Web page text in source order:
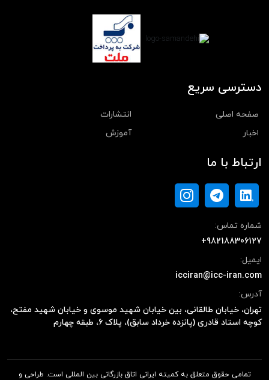
دسترسی سریع
صفحه اصلی
انتشارات
اخبار
آموزش
ارتباط با ما
شماره تماس:
+982188306127
ایمیل:
icciran@icc-iran.com
آدرس:
تهران، خیابان طالقانی، بین خیابان شهید موسوی و خیابان شهید مفتح،
کوچه استاد قادری (پانزده خرداد سابق)، پلاک ۶، طبقه چهارم
تمامی حقوق متعلق به کمیته ایرانی اتاق بازرگانی بین المللی است. طراحی و